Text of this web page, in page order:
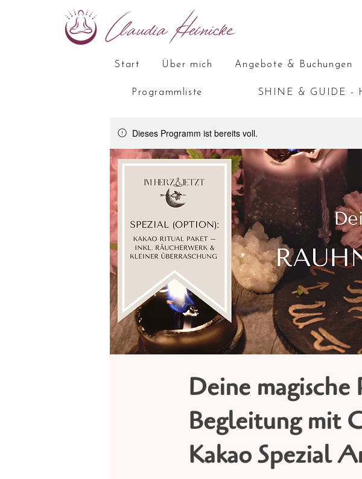
Start Über mich Angebote & Buchungen
Programmliste SHINE & GUIDE -
Dieses Programm ist bereits voll.
Deine magische
Begleitung mit
Kakao Spezial